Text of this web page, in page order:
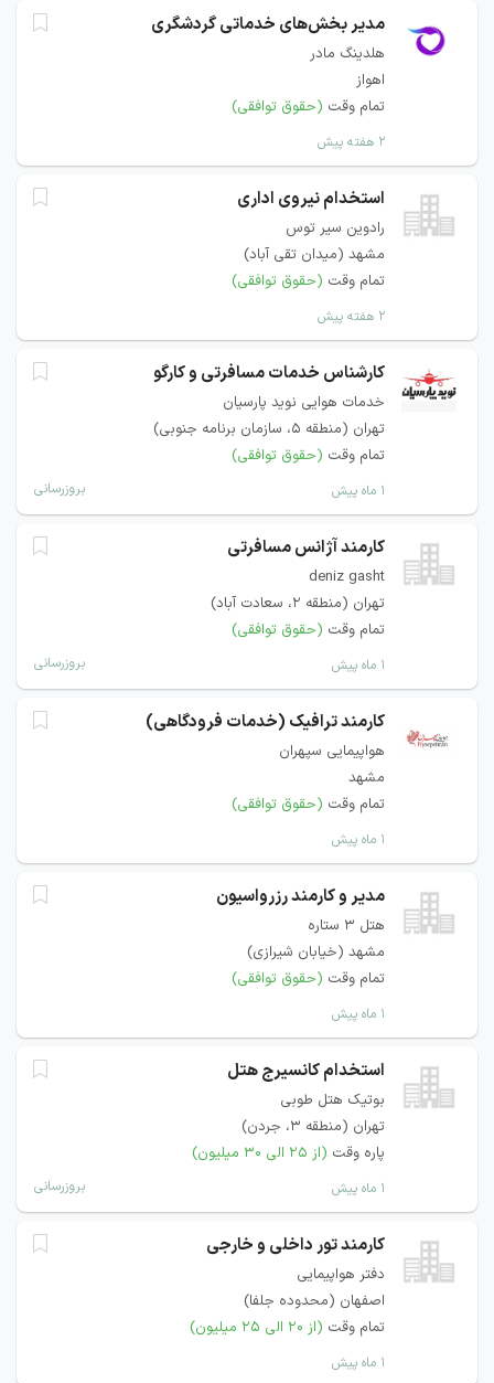
مدیر بخش‌های خدماتی گردشگری
هلدینگ مادر
اهواز
تمام وقت (حقوق توافقی)
۲ هفته پیش
استخدام نیروی اداری
رادوین سیر توس
مشهد (میدان تقی آباد)
تمام وقت (حقوق توافقی)
۲ هفته پیش
کارشناس خدمات مسافرتی و کارگو
خدمات هوایی نوید پارسیان
تهران (منطقه ۵، سازمان برنامه جنوبی)
تمام وقت (حقوق توافقی)
۱ ماه پیش بروزرسانی
کارمند آژانس مسافرتی
deniz gasht
تهران (منطقه ۲، سعادت آباد)
تمام وقت (حقوق توافقی)
۱ ماه پیش بروزرسانی
کارمند ترافیک (خدمات فرودگاهی)
هواپیمایی سپهران
مشهد
تمام وقت (حقوق توافقی)
۱ ماه پیش
مدیر و کارمند رزرواسیون
هتل 3 ستاره
مشهد (خیابان شیرازی)
تمام وقت (حقوق توافقی)
۱ ماه پیش
استخدام کانسیرج هتل
بوتیک هتل طوبی
تهران (منطقه ۳، جردن)
پاره وقت (از ۲۵ الی ۳۰ میلیون)
۱ ماه پیش بروزرسانی
کارمند تور داخلی و خارجی
دفتر هواپیمایی
اصفهان (محدوده جلفا)
تمام وقت (از ۲۰ الی ۲۵ میلیون)
۱ ماه پیش